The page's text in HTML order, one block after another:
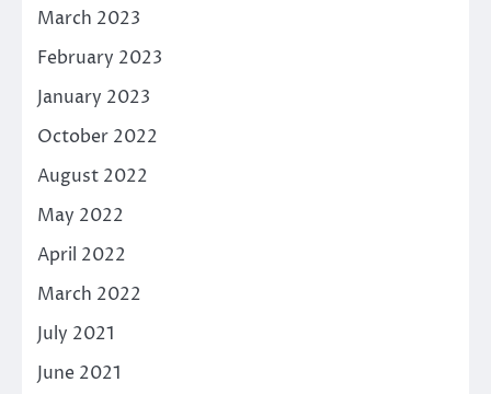
March 2023
February 2023
January 2023
October 2022
August 2022
May 2022
April 2022
March 2022
July 2021
June 2021